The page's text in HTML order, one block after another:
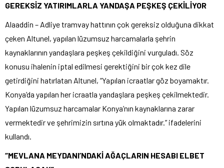
GEREKSİZ YATIRIMLARLA YANDAŞA PEŞKEŞ ÇEKİLİYOR
Alaaddin – Adliye tramvay hattının çok gereksiz olduğuna dikkat
çeken Altunel, yapılan lüzumsuz harcamalarla şehrin
kaynaklarının yandaşlara peşkeş çekildiğini vurguladı. Söz
konusu ihalenin iptal edilmesi gerektiğini bir çok kez dile
getirdiğini hatırlatan Altunel, “Yapılan icraatlar göz boyamaktır.
Konya’da yapılan her icraatla yandaşlara peşkeş çekilmektedir.
Yapılan lüzumsuz harcamalar Konya’nın kaynaklarına zarar
vermektedir ve şehrimizin sırtına yük olmaktadır.” ifadelerini
kullandı.
“MEVLANA MEYDANI’NDAKİ AĞAÇLARIN HESABI ELBET